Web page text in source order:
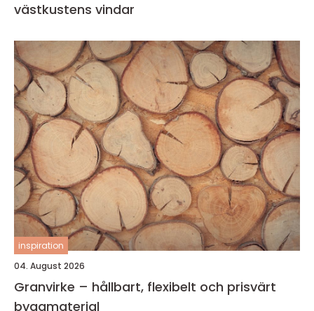
västkustens vindar
inspiration
04. August 2026
Granvirke – hållbart, flexibelt och prisvärt
byggmaterial